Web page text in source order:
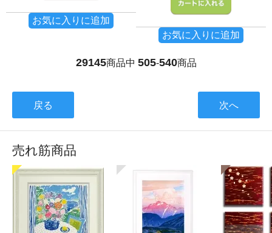
お気に入りに追加
お気に入りに追加
29145商品中 505-540商品
戻る 次へ
売れ筋商品